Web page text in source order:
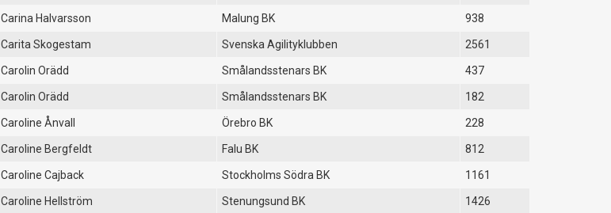
Carina Halvarsson Malung BK 938
Carita Skogestam Svenska Agilityklubben 2561
Carolin Orädd Smålandsstenars BK 437
Carolin Orädd Smålandsstenars BK 182
Caroline Ånvall Örebro BK 228
Caroline Bergfeldt Falu BK 812
Caroline Cajback Stockholms Södra BK 1161
Caroline Hellström Stenungsund BK 1426